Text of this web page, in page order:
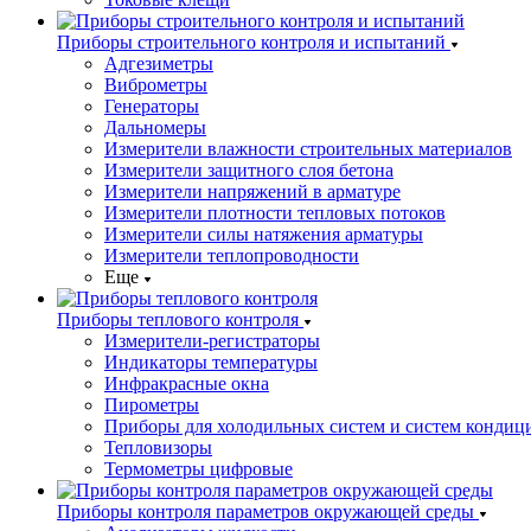
Приборы строительного контроля и испытаний
Адгезиметры
Виброметры
Генераторы
Дальномеры
Измерители влажности строительных материалов
Измерители защитного слоя бетона
Измерители напряжений в арматуре
Измерители плотности тепловых потоков
Измерители силы натяжения арматуры
Измерители теплопроводности
Еще
Приборы теплового контроля
Измерители-регистраторы
Индикаторы температуры
Инфракрасные окна
Пирометры
Приборы для холодильных систем и систем
Тепловизоры
Термометры цифровые
Приборы контроля параметров окружающей среды